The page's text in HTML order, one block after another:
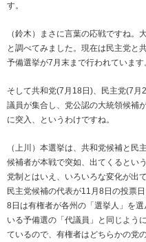
す。
（鈴木）まさに言葉の応戦ですね。
と調べてみました。現在は民主党と
予備選挙が7月末まで行われています
そして共和党(7月18日)、民主党(7
議員が集合し、党公認の大統領候補
に突入、というわけですね。
（上川）本選挙は、共和党候補と
候補者が本戦で突如、出てくるとい
党制とはいえ、いろいろな変化が出
民主党候補の代表が11月8日の投票
8日は有権者が各州の「選挙人」を
いる予備選の「代議員」と同じよう
ているので、有権者はどちらかの党